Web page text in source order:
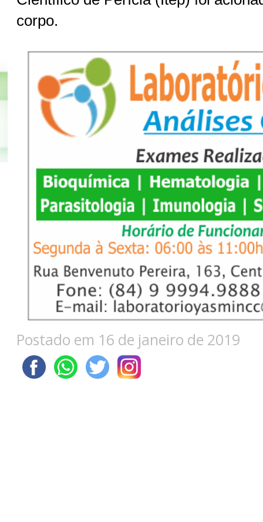
corpo.
Postado em 16 de janeiro de 2019